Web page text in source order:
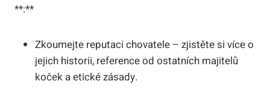
**:**
Zkoumejte reputaci chovatele – zjistěte si více o
jejich historii, reference od ostatních majitelů
koček a etické zásady.